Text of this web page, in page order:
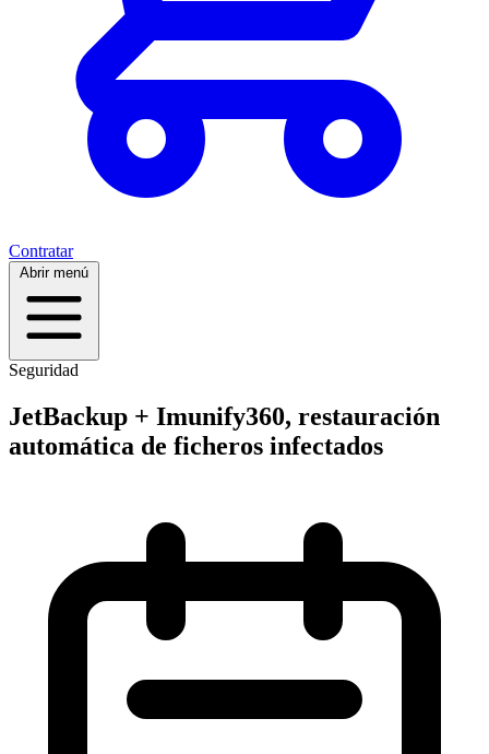
Contratar
Abrir menú
Seguridad
JetBackup + Imunify360, restauración
automática de ficheros infectados